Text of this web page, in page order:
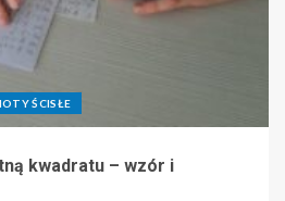
ŚCISŁE
kwadratu – wzór i